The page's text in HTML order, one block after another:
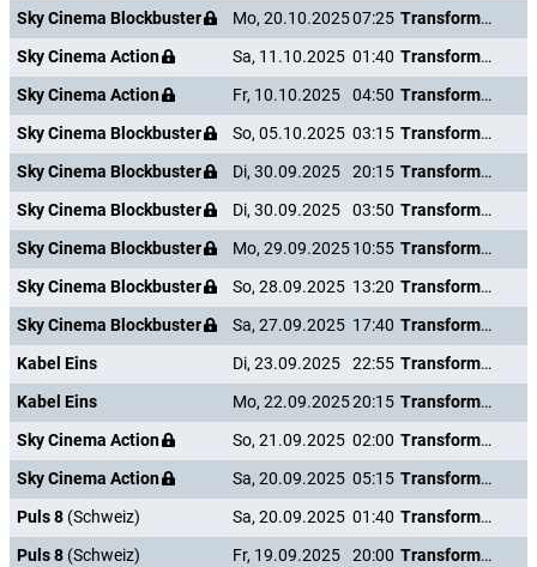
Sky Cinema Blockbuster
Mo, 20.10.202507:25
Transformers: The Last Knight
Sky Cinema Action
Sa, 11.10.2025 01:40
Transformers: The Last Knight
Sky Cinema Action
Fr, 10.10.2025 04:50
Transformers: The Last Knight
Sky Cinema Blockbuster
So, 05.10.2025 03:15
Transformers: The Last Knight
Sky Cinema Blockbuster
Di, 30.09.2025 20:15
Transformers: The Last Knight
Sky Cinema Blockbuster
Di, 30.09.2025 03:50
Transformers: The Last Knight
Sky Cinema Blockbuster
Mo, 29.09.202510:55
Transformers: The Last Knight
Sky Cinema Blockbuster
So, 28.09.2025 13:20
Transformers: The Last Knight
Sky Cinema Blockbuster
Sa, 27.09.2025 17:40
Transformers: The Last Knight
Kabel Eins
Di, 23.09.2025 22:55
Transformers: The Last Knight
Kabel Eins
Mo, 22.09.202520:15
Transformers: The Last Knight
Sky Cinema Action
So, 21.09.2025 02:00
Transformers: The Last Knight
Sky Cinema Action
Sa, 20.09.2025 05:15
Transformers: The Last Knight
Puls 8 (Schweiz) Sa, 20.09.2025 01:40
Transformers: The Last Knight
Puls 8 (Schweiz) Fr, 19.09.2025 20:00
Transformers: The Last Knight